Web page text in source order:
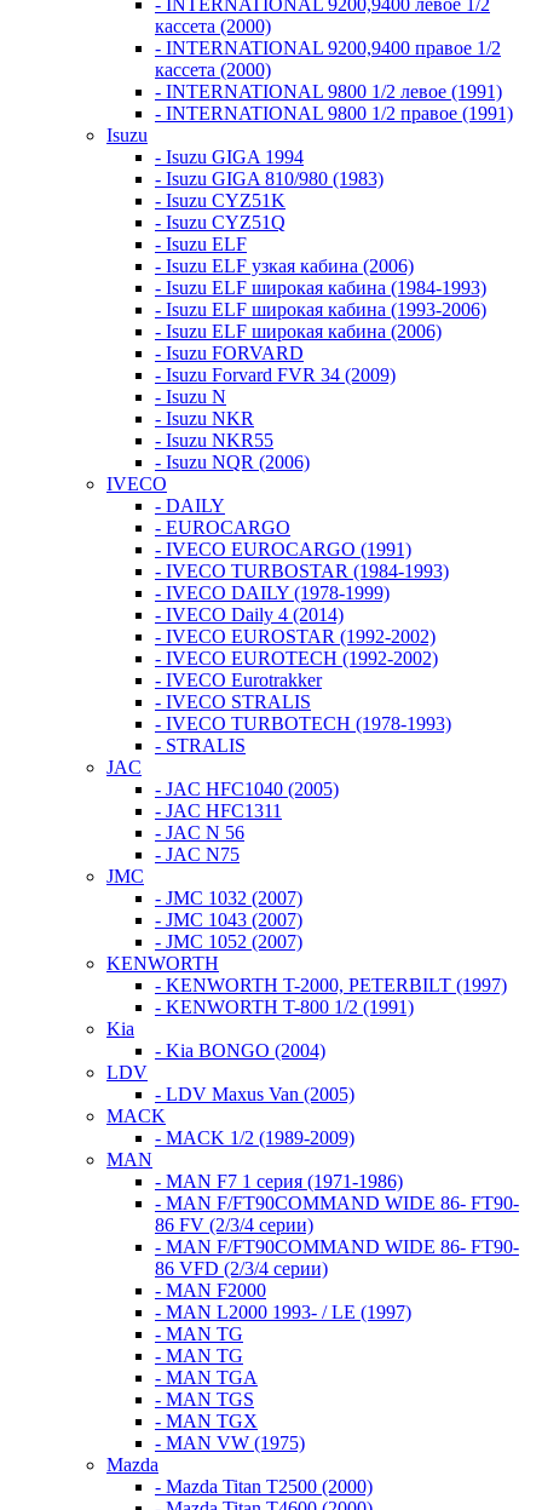
- INTERNATIONAL 9200,9400 левое 1/2
кассета (2000)
- INTERNATIONAL 9200,9400 правое 1/2
кассета (2000)
- INTERNATIONAL 9800 1/2 левое (1991)
- INTERNATIONAL 9800 1/2 правое (1991)
Isuzu
- Isuzu GIGA 1994
- Isuzu GIGA 810/980 (1983)
- Isuzu CYZ51K
- Isuzu CYZ51Q
- Isuzu ELF
- Isuzu ELF узкая кабина (2006)
- Isuzu ELF широкая кабина (1984-1993)
- Isuzu ELF широкая кабина (1993-2006)
- Isuzu ELF широкая кабина (2006)
- Isuzu FORVARD
- Isuzu Forvard FVR 34 (2009)
- Isuzu N
- Isuzu NKR
- Isuzu NKR55
- Isuzu NQR (2006)
IVECO
- DAILY
- EUROCARGO
- IVECO EUROCARGO (1991)
- IVECO TURBOSTAR (1984-1993)
- IVECO DAILY (1978-1999)
- IVECO Daily 4 (2014)
- IVECO EUROSTAR (1992-2002)
- IVECO EUROTECH (1992-2002)
- IVECO Eurotrakker
- IVECO STRALIS
- IVECO TURBOTECH (1978-1993)
- STRALIS
JAC
- JAC HFC1040 (2005)
- JAC HFC1311
- JAC N 56
- JAC N75
JMC
- JMC 1032 (2007)
- JMC 1043 (2007)
- JMC 1052 (2007)
KENWORTH
- KENWORTH T-2000, PETERBILT (1997)
- KENWORTH T-800 1/2 (1991)
Kia
- Kia BONGO (2004)
LDV
- LDV Maxus Van (2005)
MACK
- MACK 1/2 (1989-2009)
MAN
- MAN F7 1 серия (1971-1986)
- MAN F/FT90COMMAND WIDE 86- FT90-
86 FV (2/3/4 серии)
- MAN F/FT90COMMAND WIDE 86- FT90-
86 VFD (2/3/4 серии)
- MAN F2000
- MAN L2000 1993- / LE (1997)
- MAN TG
- MAN TG
- MAN TGA
- MAN TGS
- MAN TGX
- MAN VW (1975)
Mazda
- Mazda Titan T2500 (2000)